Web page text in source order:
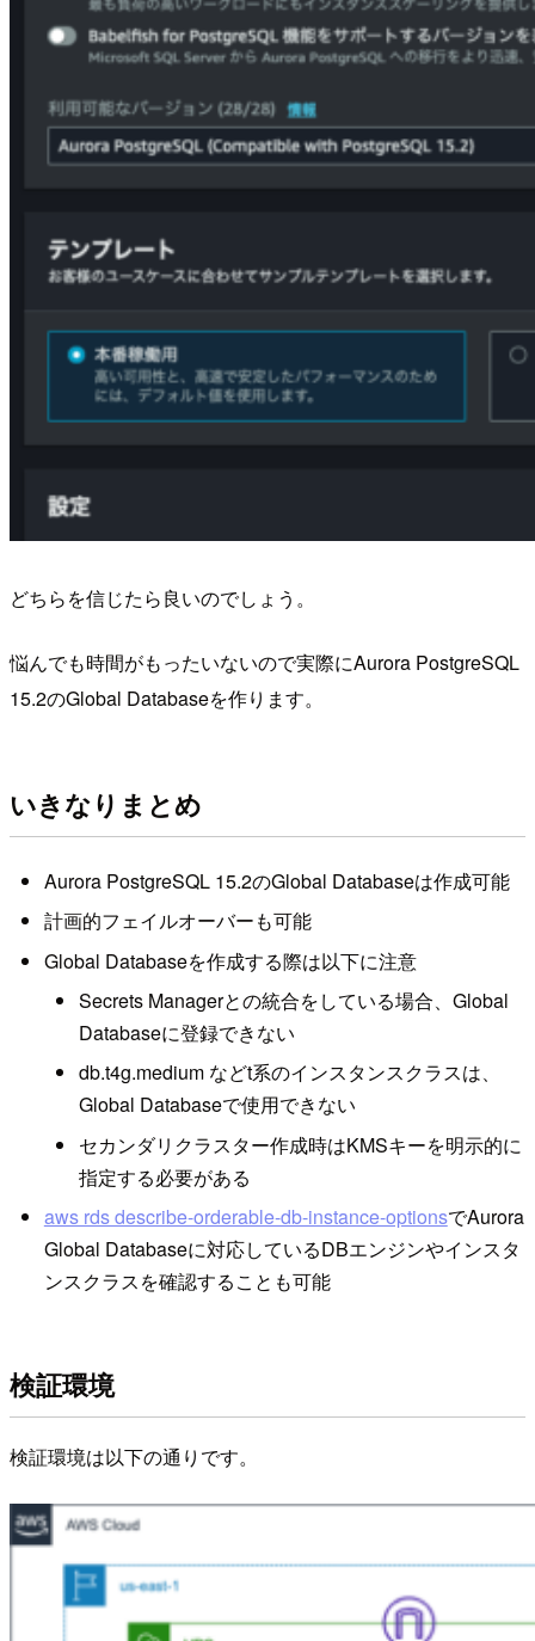
どちらを信じたら良いのでしょう。
悩んでも時間がもったいないので実際にAurora PostgreSQL
15.2のGlobal Databaseを作ります。
いきなりまとめ
Aurora PostgreSQL 15.2のGlobal Databaseは作成可能
計画的フェイルオーバーも可能
Global Databaseを作成する際は以下に注意
Secrets Managerとの統合をしている場合、Global
Databaseに登録できない
db.t4g.medium などt系のインスタンスクラスは、
Global Databaseで使用できない
セカンダリクラスター作成時はKMSキーを明示的に
指定する必要がある
aws rds describe-orderable-db-instance-optionsでAurora
Global Databaseに対応しているDBエンジンやインスタ
ンスクラスを確認することも可能
検証環境
検証環境は以下の通りです。